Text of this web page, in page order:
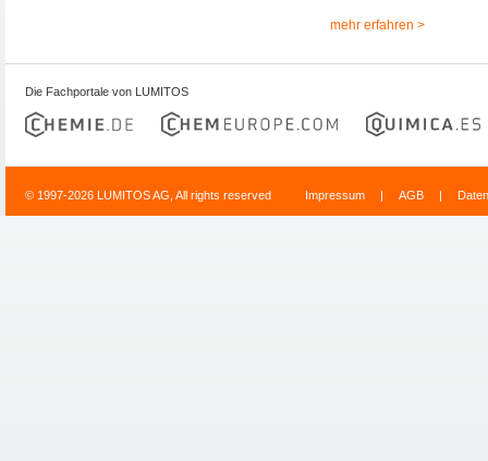
mehr erfahren >
Die Fachportale von LUMITOS
© 1997-2026 LUMITOS AG, All rights reserved Impressum | AGB |